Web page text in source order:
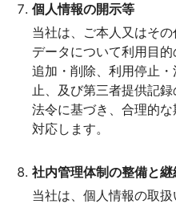
個人情報の開示等
当社は、ご本人又はそ
データについて利用目
追加・削除、利用停止
止、及び第三者提供記録
法令に基づき、合理的
対応します。
社内管理体制の整備と
当社は、個人情報の取